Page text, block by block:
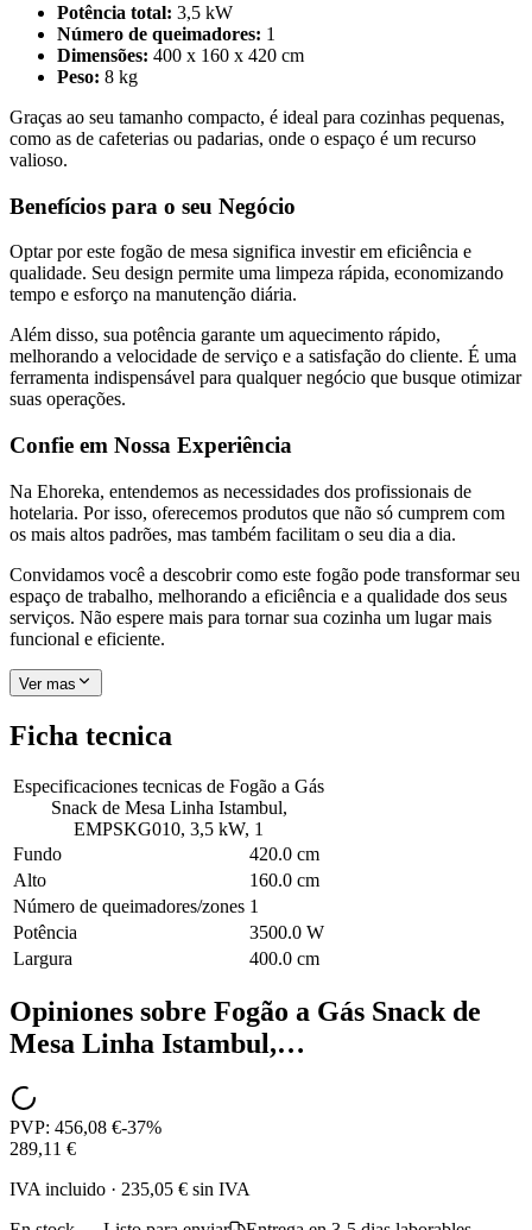
Potência total: 3,5 kW
Número de queimadores: 1
Dimensões: 400 x 160 x 420 cm
Peso: 8 kg
Graças ao seu tamanho compacto, é ideal para cozinhas pequenas,
como as de cafeterias ou padarias, onde o espaço é um recurso
valioso.
Benefícios para o seu Negócio
Optar por este fogão de mesa significa investir em eficiência e
qualidade. Seu design permite uma limpeza rápida, economizando
tempo e esforço na manutenção diária.
Além disso, sua potência garante um aquecimento rápido,
melhorando a velocidade de serviço e a satisfação do cliente. É uma
ferramenta indispensável para qualquer negócio que busque otimizar
suas operações.
Confie em Nossa Experiência
Na Ehoreka, entendemos as necessidades dos profissionais de
hotelaria. Por isso, oferecemos produtos que não só cumprem com
os mais altos padrões, mas também facilitam o seu dia a dia.
Convidamos você a descobrir como este fogão pode transformar seu
espaço de trabalho, melhorando a eficiência e a qualidade dos seus
serviços. Não espere mais para tornar sua cozinha um lugar mais
funcional e eficiente.
Ver mas
Ficha tecnica
Especificaciones tecnicas de Fogão a Gás
Snack de Mesa Linha Istambul,
EMPSKG010, 3,5 kW, 1
Fundo
420.0 cm
Alto
160.0 cm
Número de queimadores/zones 1
Potência
3500.0 W
Largura
400.0 cm
Opiniones sobre Fogão a Gás Snack de
Mesa Linha Istambul,…
PVP: 456,08 €-37%
289,11 €
IVA incluido · 235,05 € sin IVA